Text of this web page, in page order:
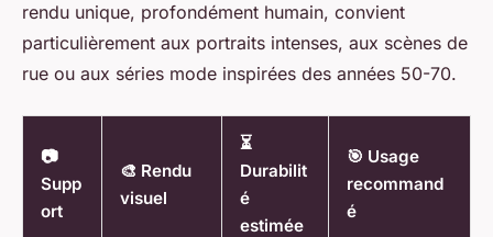
rendu unique, profondément humain, convient
particulièrement aux portraits intenses, aux scènes de
rue ou aux séries mode inspirées des années 50-70.
📷
Supp
ort
🎨 Rendu
visuel
⏳
Durabilit
é
estimée
🎯 Usage
recommand
é